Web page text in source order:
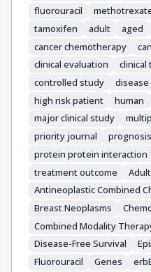
fluorouracil
tamoxifen
adult aged
cancer chemotherapy
clinical evaluation
clinical
controlled study
high risk patient
human
major clinical study
priority journal
prognosis
protein protein interaction
treatment outcome
Adult
Antineoplastic Combined
Breast Neoplasms
Combined Modality
Disease-Free Survival
Fluorouracil
Genes